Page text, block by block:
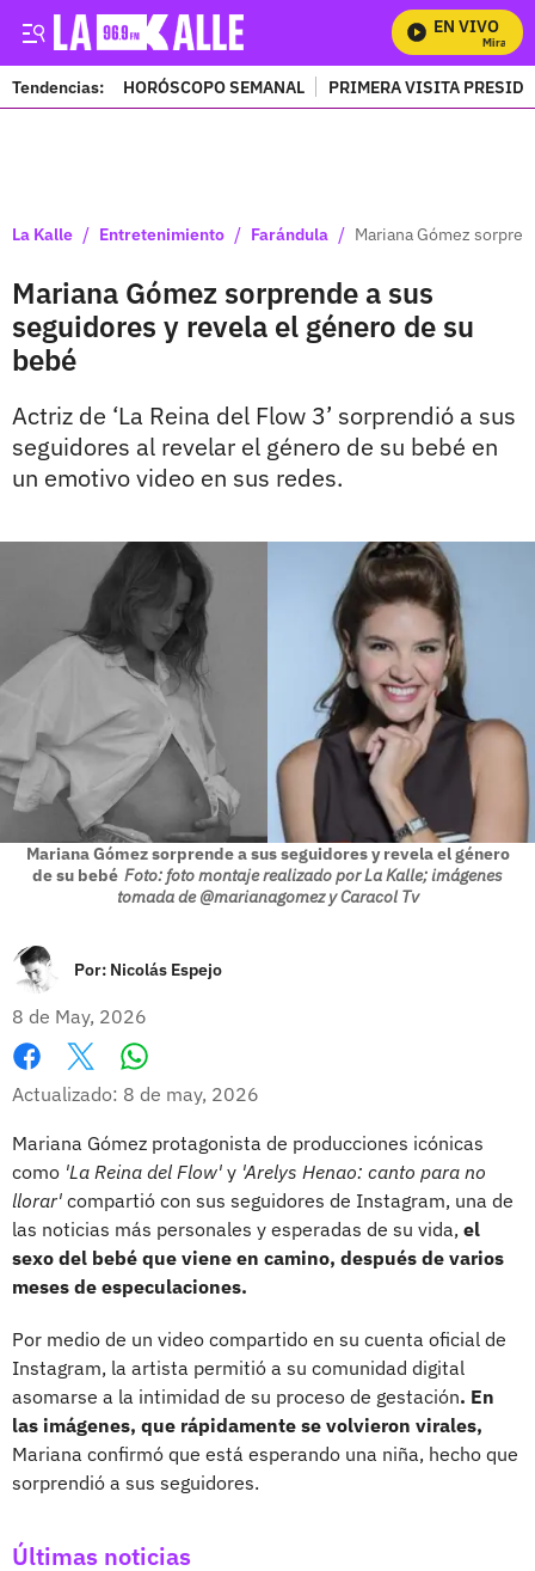
EN VIVO
Mira
Tendencias: HORÓSCOPO SEMANAL PRIMERA VISITA
La Kalle / Entretenimiento / Farándula / Mariana Gómez
Mariana Gómez sorprende a sus
seguidores y revela el género de su
bebé
Actriz de ‘La Reina del Flow 3’ sorprendió a sus
seguidores al revelar el género de su bebé en
un emotivo video en sus redes.
Mariana Gómez sorprende a sus seguidores y revela el género
de su bebé Foto: foto montaje realizado por La Kalle; imágenes
tomada de @marianagomez y Caracol Tv
Por: Nicolás Espejo
8 de May, 2026
Facebook
X
Actualizado: 8 de may, 2026
Mariana Gómez protagonista de producciones icónicas
como 'La Reina del Flow' y 'Arelys Henao: canto para no
llorar' compartió con sus seguidores de Instagram, una de
las noticias más personales y esperadas de su vida, el
sexo del bebé que viene en camino, después de varios
meses de especulaciones.
Por medio de un video compartido en su cuenta oficial de
Instagram, la artista permitió a su comunidad digital
asomarse a la intimidad de su proceso de gestación. En
las imágenes, que rápidamente se volvieron virales,
Mariana confirmó que está esperando una niña, hecho que
sorprendió a sus seguidores.
Últimas noticias